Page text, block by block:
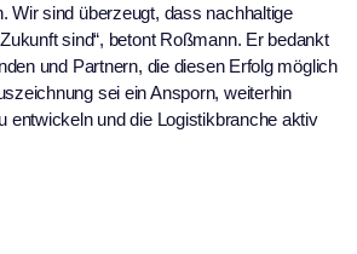
Wir sind überzeugt, dass nachhaltige
sind“, betont Roßmann. Er bedankt
und Partnern, die diesen Erfolg möglich
sei ein Ansporn, weiterhin
entwickeln und die Logistikbranche aktiv